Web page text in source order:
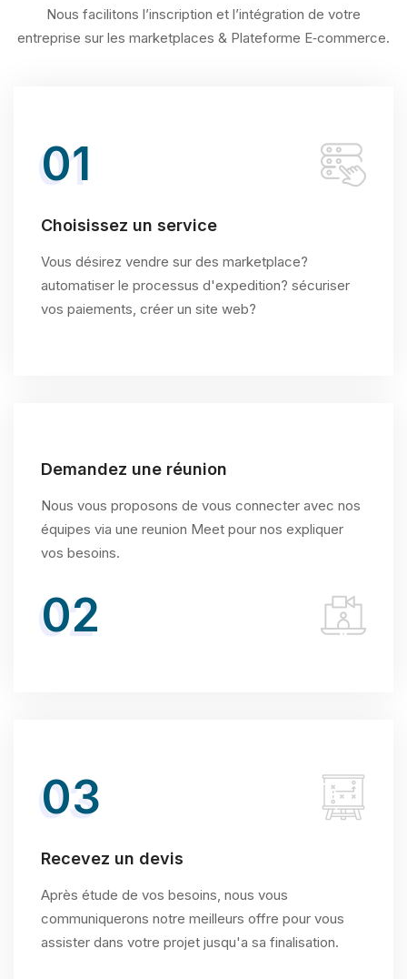
Nous facilitons l’inscription et l’intégration de votre
entreprise sur les marketplaces & Plateforme E‑commerce.
01
Choisissez un service
Vous désirez vendre sur des marketplace?
automatiser le processus d'expedition? sécuriser
vos paiements, créer un site web?
Demandez une réunion
Nous vous proposons de vous connecter avec nos
équipes via une reunion Meet pour nos expliquer
vos besoins.
02
03
Recevez un devis
Après étude de vos besoins, nous vous
communiquerons notre meilleurs offre pour vous
assister dans votre projet jusqu'a sa finalisation.